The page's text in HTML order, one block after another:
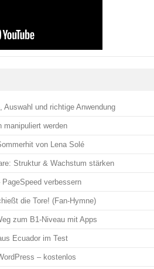
und richtige Anwendung
manipuliert werden
von Lena Solé
Struktur & Wachstum stärken
verbessern
die Tore! (Fan-Hymne)
zum B1-Niveau mit Apps
Ecuador im Test
– kostenlos